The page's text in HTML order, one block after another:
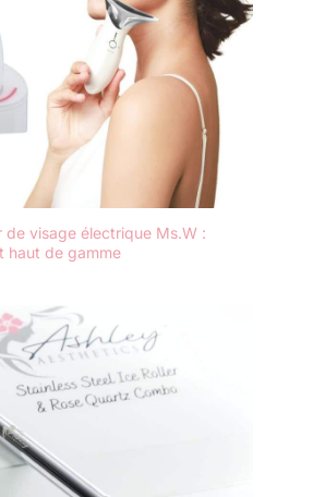
du soin. 【Contenu】1 masseur
facial, 1 câble de données USB-
C, 1 manuel d'utilisation. Son
emballage raffiné en fait un
cadeau idéal pour la famille, les
amoureux, les amis et les
mères. Nous sommes toujours
là pour vous aider. Achetez en
toute confiance. Pour toute
question, n'hésitez pas à nous
contacter. Nous vous
répondrons sous 24 heures.
par capteur. Il ne fonctionne qu'au contact
automatiquement après 5 minutes
d'efficacité énergétique et de sécurité.
rapidement l'appareil lorsque la
afin de garantir des performances de
vibration constantes.
de visage électrique Ms.W :
haut de gamme